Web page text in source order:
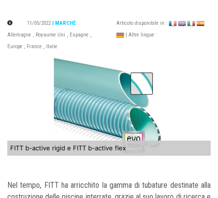
11/05/2022 | MARCHÉ :
Allemagne , Royaume Uni , Espagne ,
Europe , France , Italie
Articolo disponibile in :
| Altre lingue :
FITT b-active rigid e FITT b-active flex
Nel tempo, FITT ha arricchito la gamma di tubature destinate alla